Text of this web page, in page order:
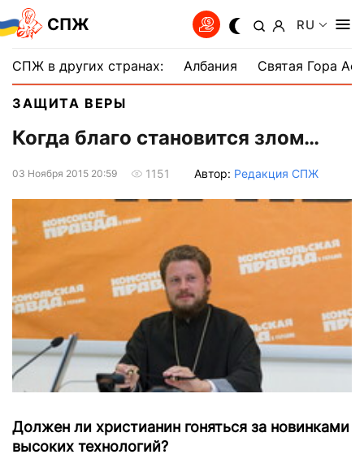
СПЖ RU
СПЖ в других странах: Албания Святая Гора
ЗАЩИТА ВЕРЫ
Когда благо становится злом…
03 Ноября 2015 20:59 1151 Автор: Редакция СПЖ
Должен ли христианин гоняться за новинками
высоких технологий?